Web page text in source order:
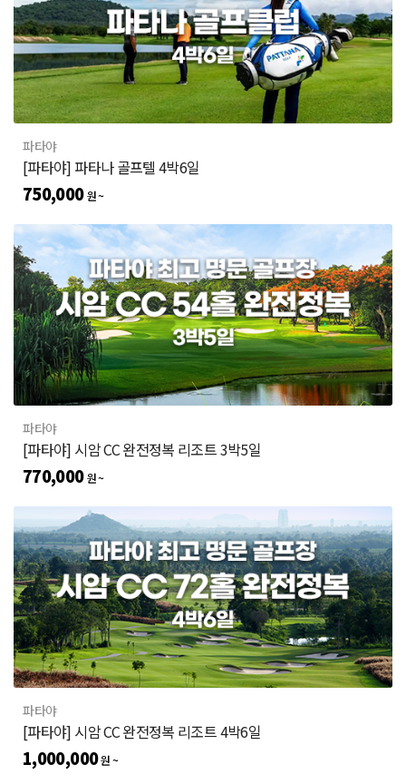
파타야
[파타야] 파타나 골프텔 4박6일
750,000 원 ~
파타야
[파타야] 시암 CC 완전정복 리조트 3박5일
770,000 원 ~
파타야
[파타야] 시암 CC 완전정복 리조트 4박6일
1,000,000원 ~